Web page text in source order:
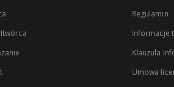
Regulamin
Informacje
Klauzula
Umowa